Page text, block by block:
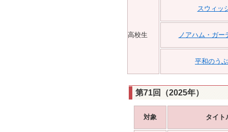
高校生
スウィッ
ノアハム・ガー
平和のう
第71回（2025年）
対象 タイト